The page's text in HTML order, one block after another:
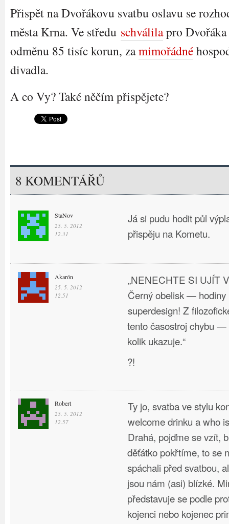
Přispět na Dvořákovu svatbu oslavu se
města Krna. Ve středu schválilapro
odměnu 85 tisíc korun, zamimořádné
divadla.
A co Vy? Také něčím přispějete?
8 KOMENTÁŘŮ
StaNov
25. 5. 2012
12.31
Já si pudu hodit půl
přispěju na Kometu.
Akarón
25. 5. 2012
12.51
„NENECHTE SI UJÍT
Černý obelisk — hodiny
superdesign! Z
tento časostroj chybu —
kolik ukazuje.“
?!
Robert
25. 5. 2012
12.57
Ty jo, svatba ve stylu
welcome drinku a who
Drahá, pojďme se vzít,
děťátko pokřtíme, to se
spáchali před svatbou,
jsou nám (asi) blízké.
představuje se podle
kojenci nebo kojenec